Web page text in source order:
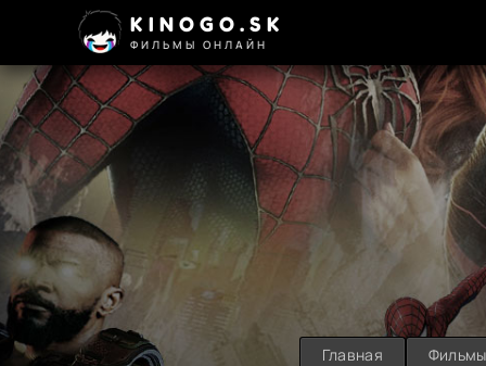
KINOGO.SK
ФИЛЬМЫ ОНЛАЙН
Главная Фильмы